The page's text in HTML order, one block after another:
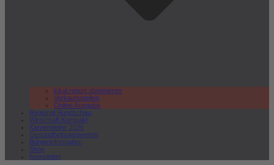
lokal.report abonnieren
Verkaufsstellen
Online Ausgabe
Regional Rundschau
Wirtschaft.Kompakt
Karriereleiter 2026
Gesundheitswegweiser
Bürgerinformation
Shop
Newsletter